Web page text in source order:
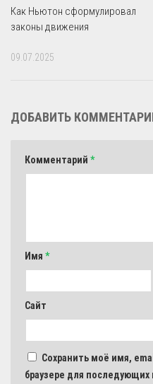
Как Ньютон сформулировал
законы движения
09.07.2025
ДОБАВИТЬ
Комментарий *
Имя *
Сайт
Сохранить моё имя,
браузере для